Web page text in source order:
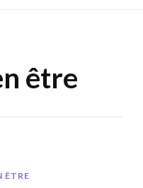
être
ÊTRE